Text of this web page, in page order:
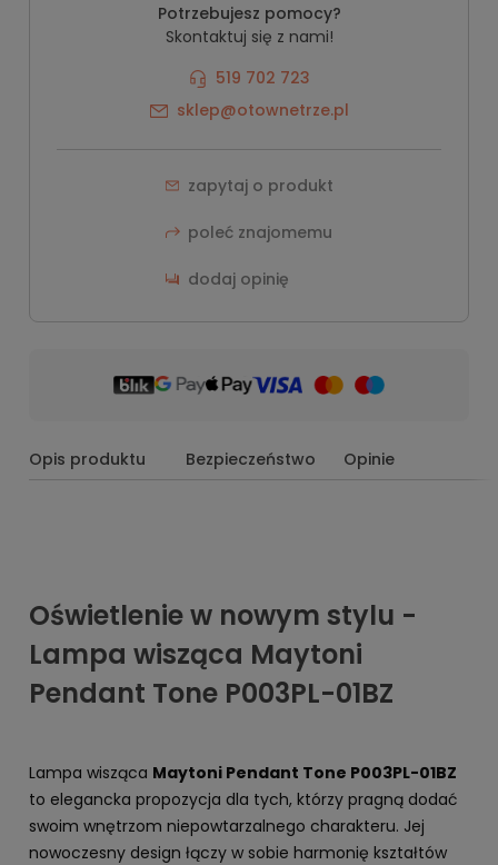
Potrzebujesz pomocy?
Skontaktuj się z nami!
519 702 723
sklep@otownetrze.pl
zapytaj o produkt
poleć znajomemu
dodaj opinię
Opis produktu Bezpieczeństwo Opinie
Oświetlenie w nowym stylu -
Lampa wisząca Maytoni
Pendant Tone P003PL-01BZ
Lampa wisząca Maytoni Pendant Tone P003PL-01BZ
to elegancka propozycja dla tych, którzy pragną dodać
swoim wnętrzom niepowtarzalnego charakteru. Jej
nowoczesny design łączy w sobie harmonię kształtów